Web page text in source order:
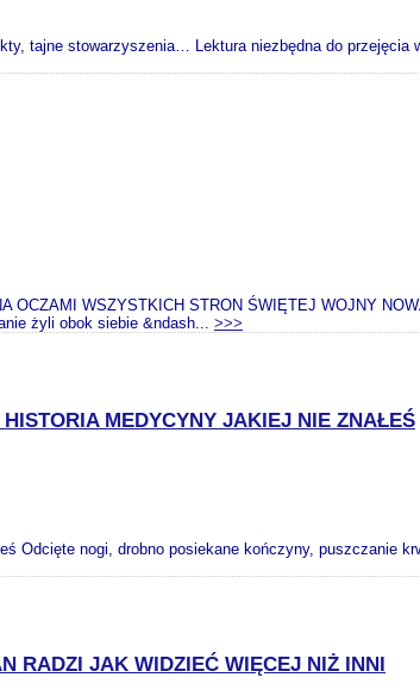
tajne stowarzyszenia… Lektura niezbędna do przejęcia
OCZAMI WSZYSTKICH STRON ŚWIĘTEJ WOJNY
żyli obok siebie &ndash... >>>
MEDYCYNY JAKIEJ NIE ZNAŁEŚ
Odcięte nogi, drobno posiekane kończyny, puszczanie
RADZI JAK WIDZIEĆ WIĘCEJ NIŻ INNI